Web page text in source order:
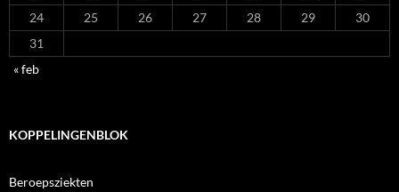
24
25 26 27 28 29
30
31
« feb
KOPPELINGENBLOK
Beroepsziekten